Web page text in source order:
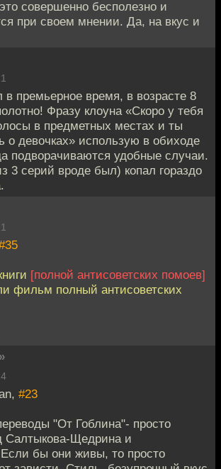
совершенно бесполезно и
при своем мнении. Да, на вкус и
в премьерное время, в возрасте 8
Фразу клоуна «Скоро у тебя
в предметных местах и ты
о девочках» использую в обиходе
подворачиваются удобные случаи.
3 серий вроде был) копал гораздо
[полной антисоветских помоев]
фильм полный антисоветских
»
#23
"От Гоблина"- просто
Салтыкова-Щедрина и
бы они живы, то просто